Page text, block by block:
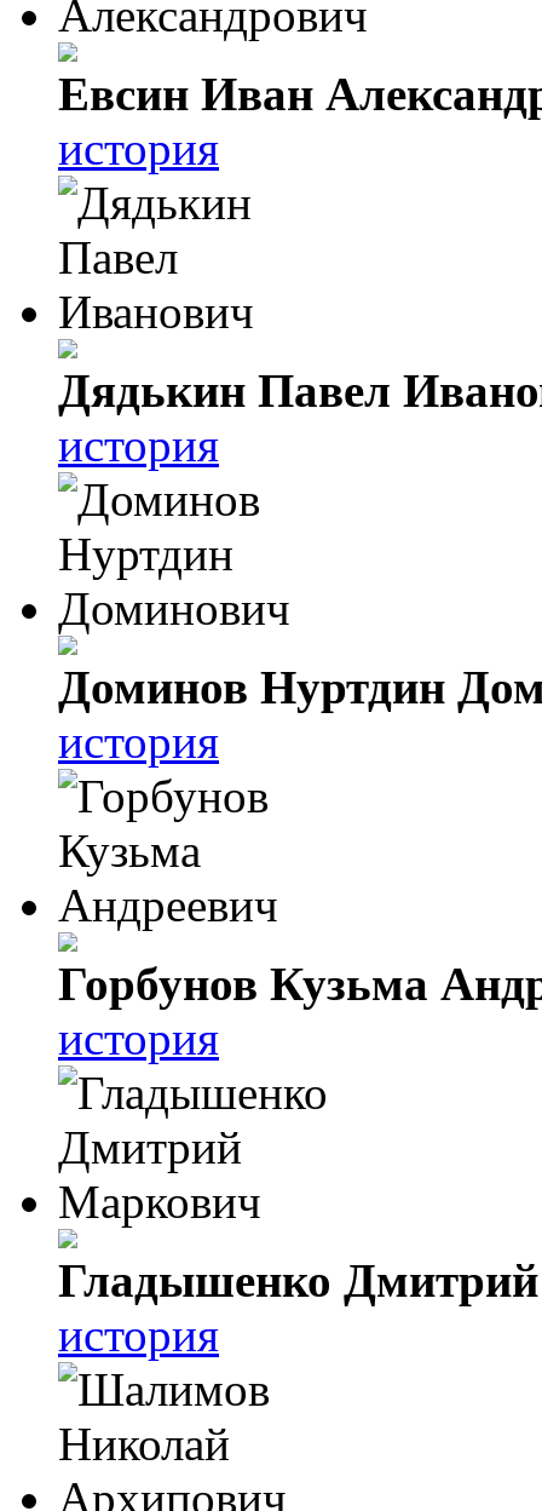
Евсин Иван
история
Дядькин Павел
история
Доминов Нуртдин
история
Горбунов Кузьма
история
Гладышенко
история